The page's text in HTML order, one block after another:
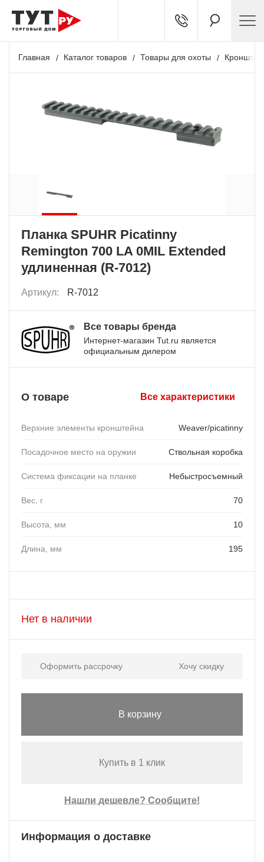
Главная Каталог товаров Товары для охоты
Планка SPUHR Picatinny
Remington 700 LA 0MIL Extended
удлиненная (R-7012)
Артикул: R-7012
Все товары бренда
Интернет-магазин Tut.ru является
официальным дилером
О товаре Все характеристики
Верхние элементы кронштейна Weaver/picatinny
Посадочное место на оружии Ствольная коробка
Система фиксации на планке Небыстросъемный
Вес, г 70
Высота, мм 10
Длина, мм 195
Нет в наличии
Оформить рассрочку Хочу скидку
В корзину
Купить в 1 клик
Нашли дешевле? Сообщите!
Информация о доставке